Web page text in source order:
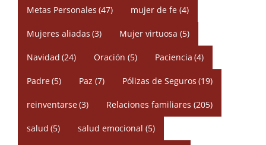
Metas Personales (47) mujer de fe (4)
Mujeres aliadas (3) Mujer virtuosa (5)
Navidad (24) Oración (5) Paciencia (4)
Padre(5) Paz (7) Pólizas de Seguros (19)
reinventarse(3) Relaciones familiares (205)
salud (5) salud emocional (5)